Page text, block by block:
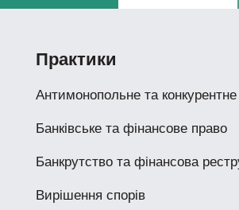
Практики
Антимонопольне та
Банківське та фінансове право
Банкрутство та фінансова
Вирішення спорів